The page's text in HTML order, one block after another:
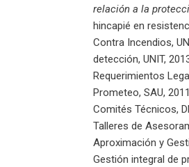
relación a la
hincapié en
Contra Incendios,
detección, UNIT,
Requerimientos
Prometeo, SAU,
Comités Técnicos,
Talleres de
Aproximación y
Gestión integral de